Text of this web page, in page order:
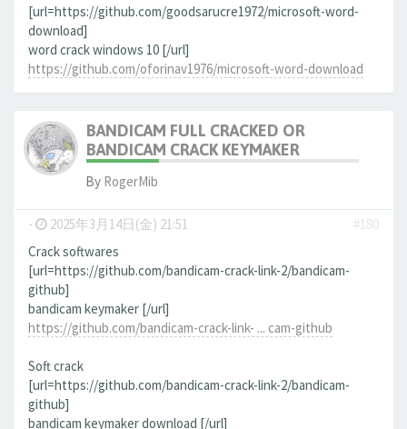
[url=https://github.com/goodsarucre1972/microsoft-word-
download]
word crack windows 10 [/url]
https://github.com/oforinav1976/microsoft-word-download
BANDICAM FULL CRACKED OR
BANDICAM CRACK KEYMAKER
By RogerMib
- 2025年3月14日(金) 21:51
#180
Crack softwares
[url=https://github.com/bandicam-crack-link-2/bandicam-
github]
bandicam keymaker [/url]
https://github.com/bandicam-crack-link- ... cam-github
Soft crack
[url=https://github.com/bandicam-crack-link-2/bandicam-
github]
bandicam keymaker download [/url]